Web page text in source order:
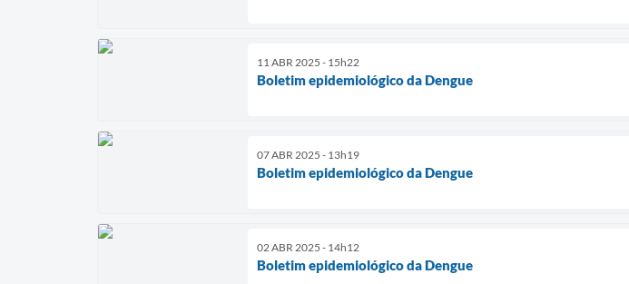
11 ABR 2025 - 15h22
Boletim epidemiológico da Dengue
07 ABR 2025 - 13h19
Boletim epidemiológico da Dengue
02 ABR 2025 - 14h12
Boletim epidemiológico da Dengue